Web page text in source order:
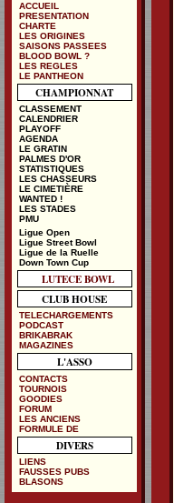
ACCUEIL
PRESENTATION
CHARTE
LES ORIGINES
SAISONS PASSEES
BLOOD BOWL ?
LES REGLES
LE PANTHEON
CHAMPIONNAT
CLASSEMENT
CALENDRIER
PLAYOFF
AGENDA
LE GRATIN
PALMES D'OR
STATISTIQUES
LES CHASSEURS
LE CIMETIÈRE
WANTED !
LES STADES
PMU
Ligue Open
Ligue Street Bowl
Ligue de la Ruelle
Down Town Cup
LUTECE BOWL
CLUB HOUSE
TELECHARGEMENTS
PODCAST
BRIKABRAK
MAGAZINES
L'ASSO
CONTACTS
TOURNOIS
GOODIES
FORUM
LES ANCIENS
FORMULE DE
DIVERS
LIENS
FAUSSES PUBS
BLASONS